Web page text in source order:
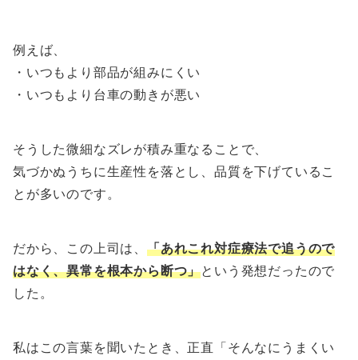
例えば、
・いつもより部品が組みにくい
・いつもより台車の動きが悪い
そうした微細なズレが積み重なることで、
気づかぬうちに生産性を落とし、品質を下げているこ
とが多いのです。
だから、この上司は、 「あれこれ対症療法で追うので
はなく、異常を根本から断つ」という発想だったので
した。
私はこの言葉を聞いたとき、正直「そんなにうまくい